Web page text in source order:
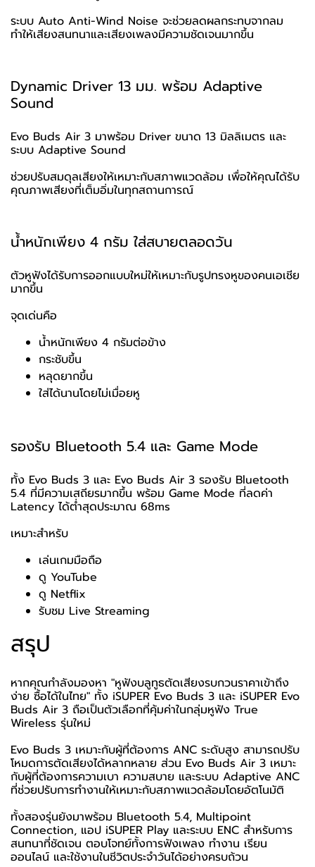
ระบบ Auto Anti-Wind Noise จะช่วยลดผลกระทบจากลม
ทำให้เสียงสนทนาและเสียงเพลงมีความชัดเจนมากขึ้น
Dynamic Driver 13 มม. พร้อม Adaptive
Sound
Evo Buds Air 3 มาพร้อม Driver ขนาด 13 มิลลิเมตร และ
ระบบ Adaptive Sound
ช่วยปรับสมดุลเสียงให้เหมาะกับสภาพแวดล้อม เพื่อให้คุณได้รับ
คุณภาพเสียงที่เต็มอิ่มในทุกสถานการณ์
น้ำหนักเพียง 4 กรัม ใส่สบายตลอดวัน
ตัวหูฟังได้รับการออกแบบใหม่ให้เหมาะกับรูปทรงหูของคนเอเชีย
มากขึ้น
จุดเด่นคือ
น้ำหนักเพียง 4 กรัมต่อข้าง
กระชับขึ้น
หลุดยากขึ้น
ใส่ได้นานโดยไม่เมื่อยหู
รองรับ Bluetooth 5.4 และ Game Mode
ทั้ง Evo Buds 3 และ Evo Buds Air 3 รองรับ Bluetooth
5.4 ที่มีความเสถียรมากขึ้น พร้อม Game Mode ที่ลดค่า
Latency ได้ต่ำสุดประมาณ 68ms
เหมาะสำหรับ
เล่นเกมมือถือ
ดู YouTube
ดู Netflix
รับชม Live Streaming
สรุป
หากคุณกำลังมองหา "หูฟังบลูทูธตัดเสียงรบกวนราคาเข้าถึง
ง่าย ซื้อได้ในไทย" ทั้ง iSUPER Evo Buds 3 และ iSUPER Evo
Buds Air 3 ถือเป็นตัวเลือกที่คุ้มค่าในกลุ่มหูฟัง True
Wireless รุ่นใหม่
Evo Buds 3 เหมาะกับผู้ที่ต้องการ ANC ระดับสูง สามารถปรับ
โหมดการตัดเสียงได้หลากหลาย ส่วน Evo Buds Air 3 เหมาะ
กับผู้ที่ต้องการความเบา ความสบาย และระบบ Adaptive ANC
ที่ช่วยปรับการทำงานให้เหมาะกับสภาพแวดล้อมโดยอัตโนมัติ
ทั้งสองรุ่นยังมาพร้อม Bluetooth 5.4, Multipoint
Connection, แอป iSUPER Play และระบบ ENC สำหรับการ
สนทนาที่ชัดเจน ตอบโจทย์ทั้งการฟังเพลง ทำงาน เรียน
ออนไลน์ และใช้งานในชีวิตประจำวันได้อย่างครบถ้วน